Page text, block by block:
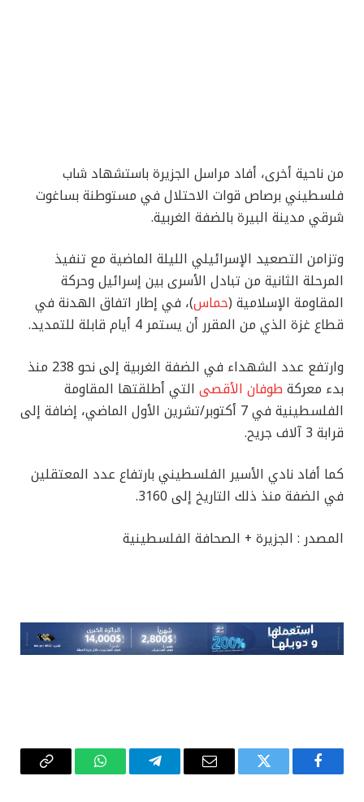
من ناحية أخرى، أفاد مراسل الجزيرة باستشهاد شاب
فلسطيني برصاص قوات الاحتلال في مستوطنة بساغوت
شرقي مدينة البيرة بالضفة الغربية.
وتزامن التصعيد الإسرائيلي الليلة الماضية مع تنفيذ
المرحلة الثانية من تبادل الأسرى بين إسرائيل وحركة
المقاومة الإسلامية (حماس)، في إطار اتفاق الهدنة في
قطاع غزة الذي من المقرر أن يستمر 4 أيام قابلة للتمديد.
وارتفع عدد الشهداء في الضفة الغربية إلى نحو 238 منذ
بدء معركة طوفان الأقصى التي أطلقتها المقاومة
الفلسطينية في 7 أكتوبر/تشرين الأول الماضي، إضافة إلى
قرابة 3 آلاف جريح.
كما أفاد نادي الأسير الفلسطيني بارتفاع عدد المعتقلين
في الضفة منذ ذلك التاريخ إلى 3160.
المصدر : الجزيرة + الصحافة الفلسطينية
فيسبوك تويتر
البريد
تيلقرام واتساب Copy